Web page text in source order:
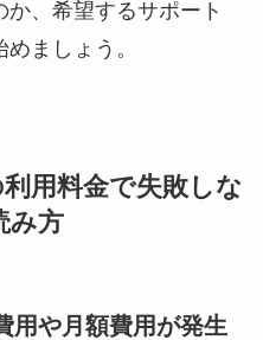
、希望するサポート
ましょう。
用料金で失敗しな
み方
用や月額費用が発生